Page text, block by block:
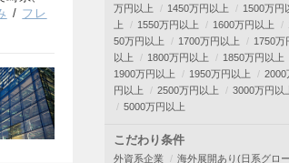
フレ
万円以上
1450万円以上
1500万円
上
1550万円以上 1600万円以上
50万円以上
1700万円以上
1750万
以上
1800万円以上
1850万円以上
1900万円以上
1950万円以上
2000
円以上
2500万円以上
3000万円以
5000万円以上
こだわり条件
外資系企業
海外展開あり(日系グロー